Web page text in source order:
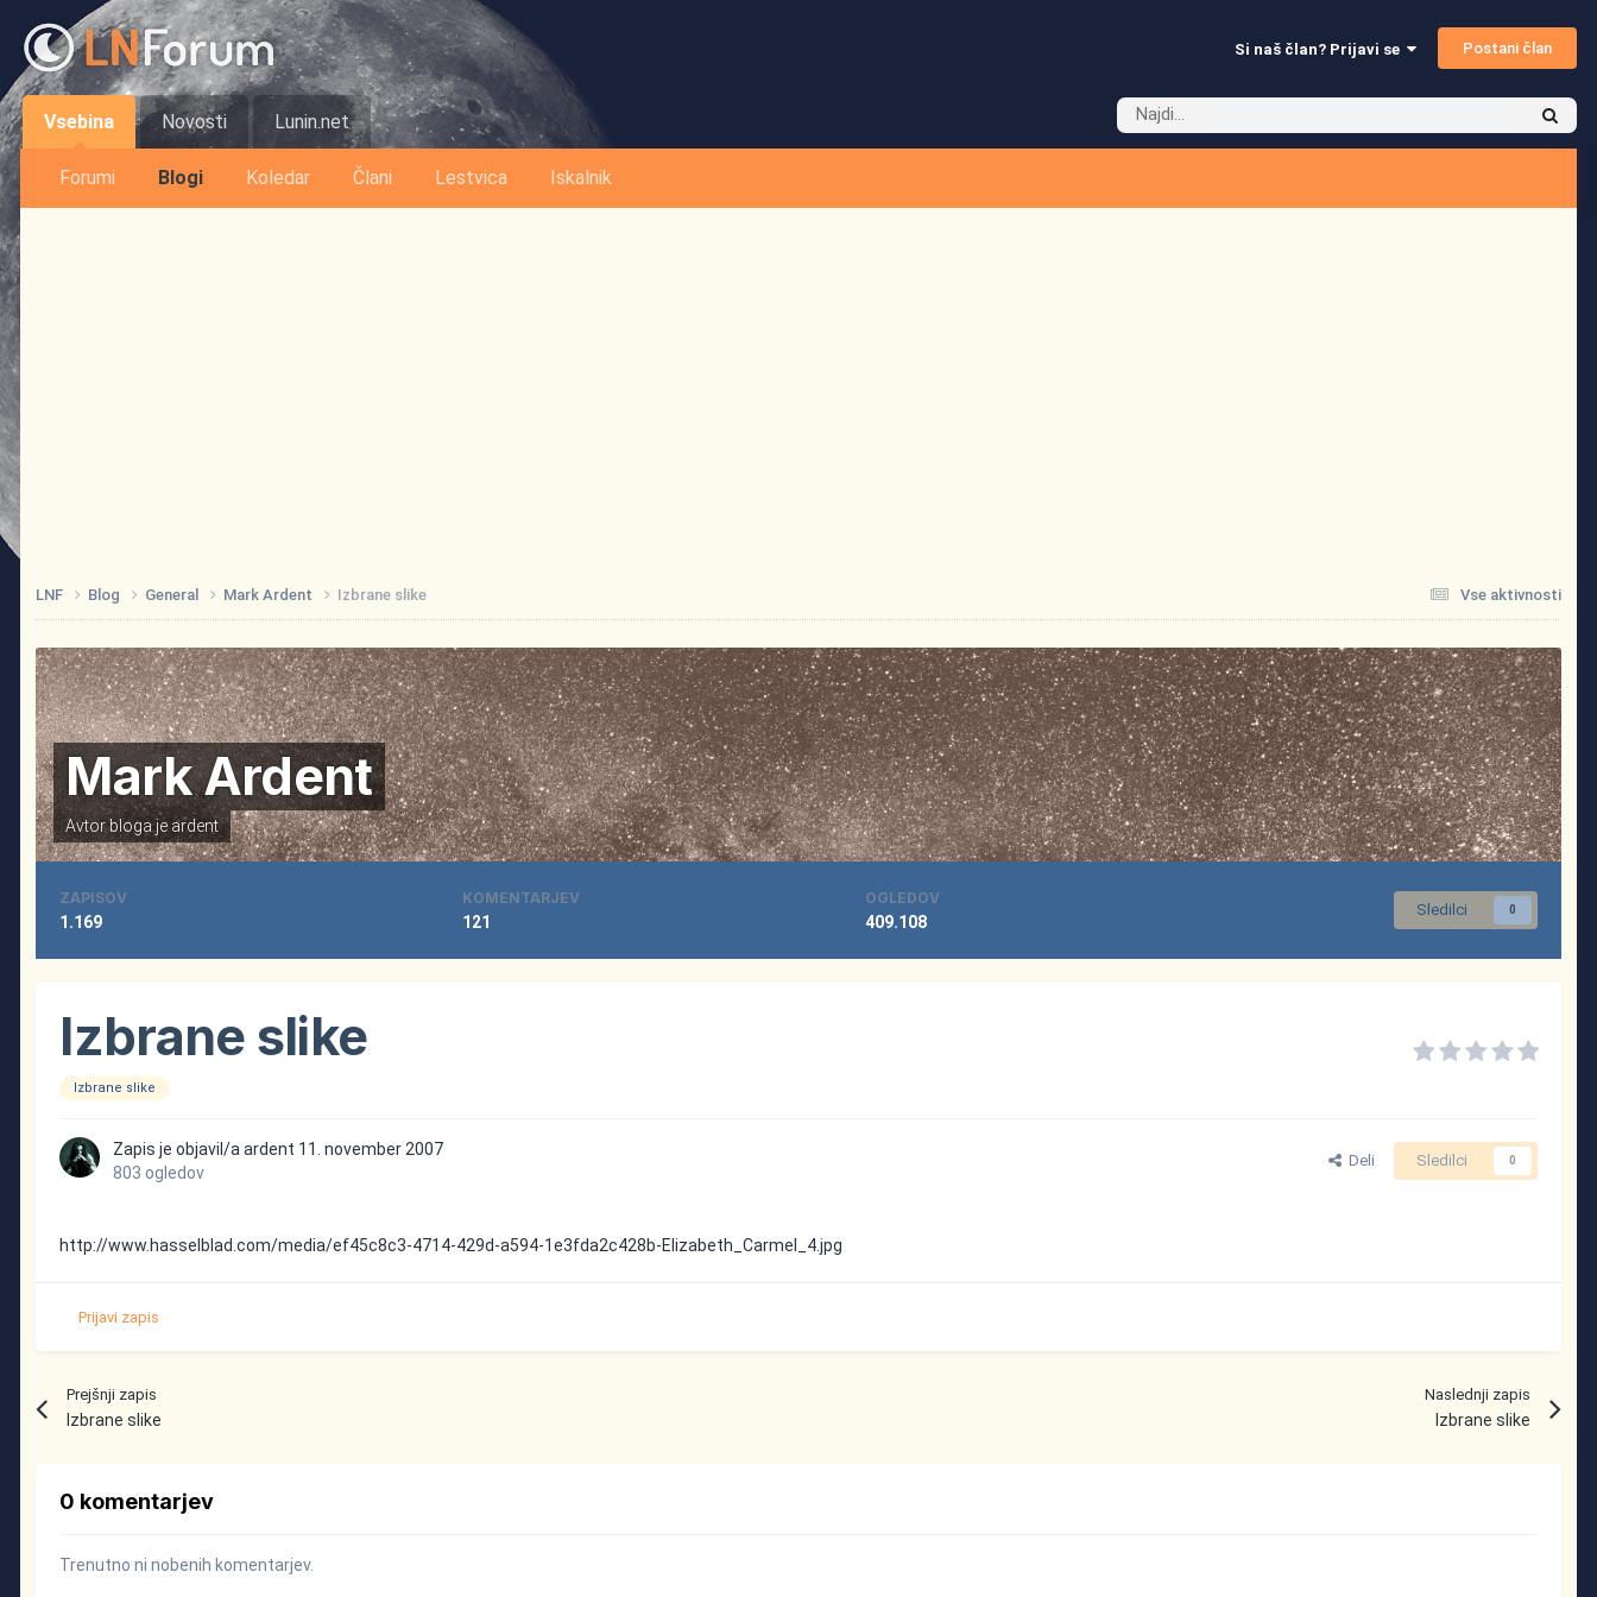
Si naš član? Prijavi se Postani član
Vsebina
Forumi Blogi Koledar Člani Lestvica Iskalnik
Novosti Lunin.net
Vse aktivnosti
LNF Blog General Mark Ardent Izbrane slike
Mark Ardent
Avtor bloga jeardent
Sledilci 0
ZAPISOV
1.169
KOMENTARJEV
121
OGLEDOV
409.108
Izbrane slike
Izbrane slike
Zapis je objavil/aardent 11. november 2007
803 ogledov
Deli Sledilci 0
http://www.hasselblad.com/media/ef45c8c3-4714-429d-a594-1e3fda2c428b-Elizabeth_Carmel_4.jpg
Prijavi zapis
Prejšnji zapis
Izbrane slike
Naslednji zapis
Izbrane slike
0 komentarjev
Trenutno ni nobenih komentarjev.